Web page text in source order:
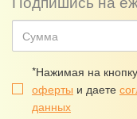
*Нажимая на
оферты и даете
данных